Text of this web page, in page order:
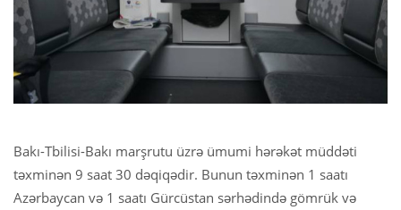
Bakı-Tbilisi-Bakı marşrutu üzrə ümumi hərəkət müddəti
təxminən 9 saat 30 dəqiqədir. Bunun təxminən 1 saatı
Azərbaycan və 1 saatı Gürcüstan sərhədində gömrük və